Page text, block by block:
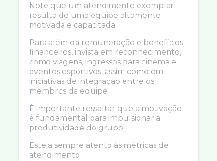
Note que um atendimento exemplar
resulta de uma equipe altamente
motivada e capacitada.
Para além da remuneração e benefícios
financeiros, invista em reconhecimento,
como viagens, ingressos para cinema e
eventos esportivos, assim como em
iniciativas de integração entre os
membros da equipe.
É importante ressaltar que a motivação
é fundamental para impulsionar a
produtividade do grupo.
Esteja sempre atento às métricas de
atendimento